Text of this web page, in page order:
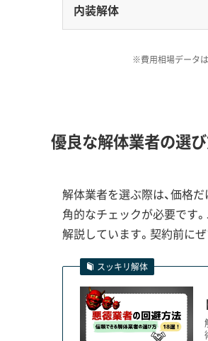
加費用がかかることがあ
さらに冬期（12月〜3月
運営者 稲垣
要になり
への騒音・
敗しないた
観光都市の再生と消
七尾市の復興は、和倉温
内装解体
※費用相場データは
優良な解体業者の選
解体業者を選ぶ際は、価格だ
角的なチェックが必要です
解説しています。契約前に
スッキリ解体